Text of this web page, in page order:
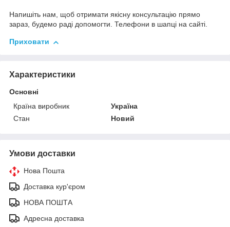
Напишіть нам, щоб отримати якісну консультацію прямо
зараз, будемо раді допомогти. Телефони в шапці на сайті.
Приховати
Характеристики
Основні
Країна виробник
Україна
Стан
Новий
Умови доставки
Нова Пошта
Доставка кур'єром
НОВА ПОШТА
Адресна доставка